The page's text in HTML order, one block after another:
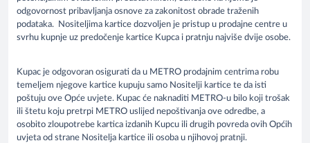
odgovornost pribavljanja osnove za zakonitost obrade traženih
podataka. Nositeljima kartice dozvoljen je pristup u prodajne centre u
svrhu kupnje uz predočenje kartice Kupca i pratnju najviše dvije osobe.
Kupac je odgovoran osigurati da u METRO prodajnim centrima robu
temeljem njegove kartice kupuju samo Nositelji kartice te da isti
poštuju ove Opće uvjete. Kupac će naknaditi METRO-u bilo koji trošak
ili štetu koju pretrpi METRO uslijed nepoštivanja ove odredbe, a
osobito zloupotrebe kartica izdanih Kupcu ili drugih povreda ovih Općih
uvjeta od strane Nositelja kartice ili osoba u njihovoj pratnji.